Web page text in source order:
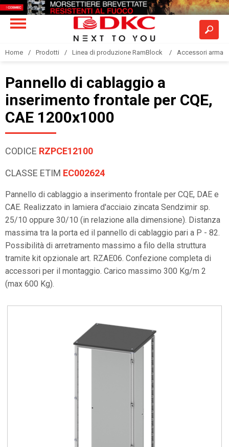
Home Prodotti Linea di produzione RamBlock Accessori armadi
Pannello di cablaggio a
inserimento frontale per CQE,
CAE 1200x1000
CODICE RZPCE12100
CLASSE ETIM EC002624
Pannello di cablaggio a inserimento frontale per CQE, DAE e
CAE. Realizzato in lamiera d'acciaio zincata Sendzimir sp.
25/10 oppure 30/10 (in relazione alla dimensione). Distanza
massima tra la porta ed il pannello di cablaggio pari a P - 82.
Possibilità di arretramento massimo a filo della struttura
tramite kit opzionale art. RZAE06. Confezione completa di
accessori per il montaggio. Carico massimo 300 Kg/m 2
(max 600 Kg).